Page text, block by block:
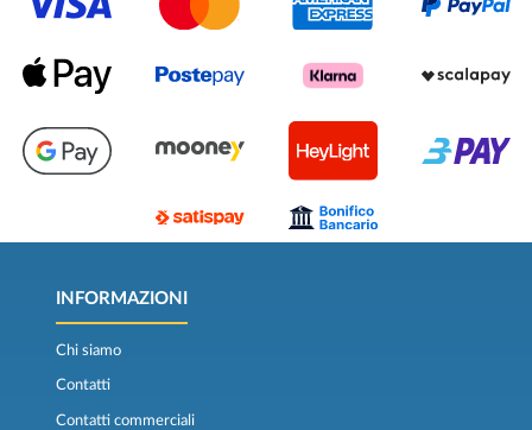
INFORMAZIONI
Chi siamo
Contatti
Contatti commerciali